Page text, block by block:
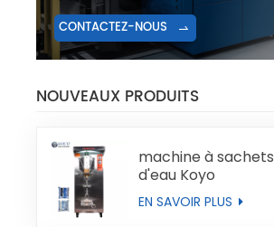
CONTACTEZ-NOUS
NOUVEAUX PRODUITS
machine à sachets
d'eau Koyo
EN SAVOIR PLUS